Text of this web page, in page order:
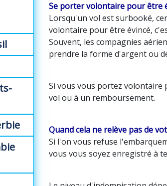
Se porter volontaire pour être
Lorsqu'un vol est surbooké,
volontaire pour être évincé,
Souvent, les compagnies
prendre la forme d'argent ou
Si vous vous portez volontaire
vol ou à un remboursement.
Quand cela ne relève pas de
Si l'on vous refuse
vous vous soyez enregistré à